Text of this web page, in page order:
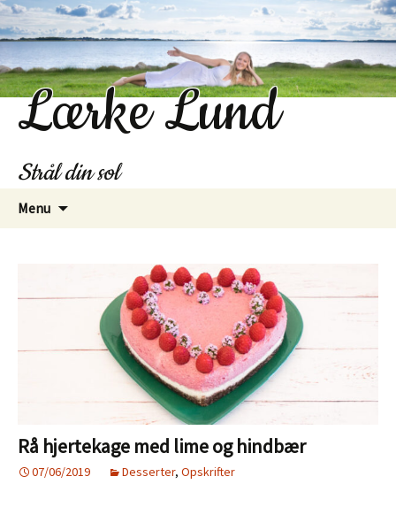
Lærke Lund
Strål din sol
Menu
Rå hjertekage med lime og hindbær
07/06/2019 Desserter, Opskrifter